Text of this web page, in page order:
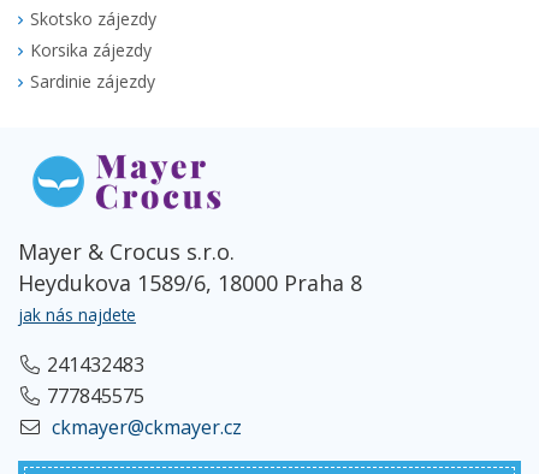
Skotsko zájezdy
Korsika zájezdy
Sardinie zájezdy
Mayer & Crocus s.r.o.
Heydukova 1589/6, 18000 Praha 8
jak nás najdete
241432483
777845575
ckmayer@ckmayer.cz